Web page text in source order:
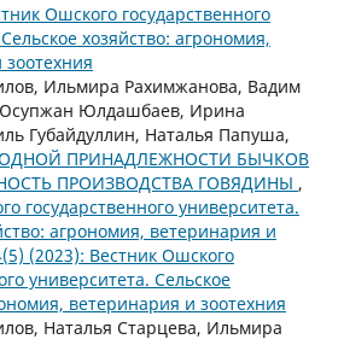
Ошского государственного
хозяйство: агрономия,
Ильмира Рахимжанова, Вадим
Юлдашбаев, Ирина
Губайдуллин, Наталья Папуша,
ПРИНАДЛЕЖНОСТИ БЫЧКОВ
ПРОИЗВОДСТВА ГОВЯДИНЫ ,
государственного университета.
агрономия, ветеринария и
(2023): Вестник Ошского
университета. Сельское
ветеринария и зоотехния
Наталья Старцева, Ильмира